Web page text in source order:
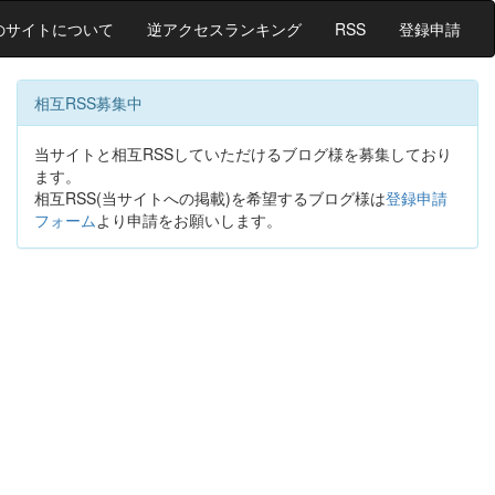
サイトについて 逆アクセスランキング RSS 登録申請
相互RSS募集中
当サイトと相互RSSしていただけるブログ様を募集しており
ます。
相互RSS(当サイトへの掲載)を希望するブログ様は登録申請
フォームより申請をお願いします。